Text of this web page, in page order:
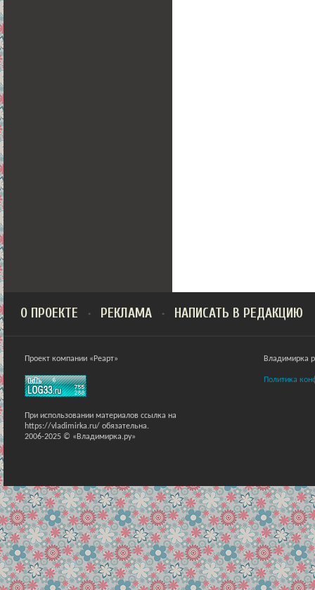
О ПРОЕКТЕ РЕКЛАМА НАПИСАТЬ В РЕДАКЦИЮ
Проект компании «Реарт»
При использовании материалов ссылка на
https://vladimirka.ru/ обязательна.
2006-2025 © «Владимирка.ру»
Владимирка
Политика